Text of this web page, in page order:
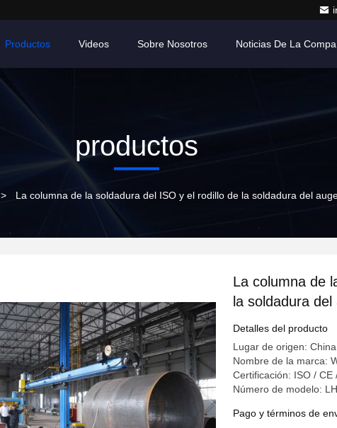
Productos Videos Sobre Nosotros Noticias De La
productos
> La columna de la soldadura del ISO y el rodillo de la soldadura del
La columna de
la soldadura
enrollan la línea
Detalles del producto
Lugar de origen: China
Nombre de la marca:
Certificación: ISO / CE
Número de modelo:
Pago y términos de